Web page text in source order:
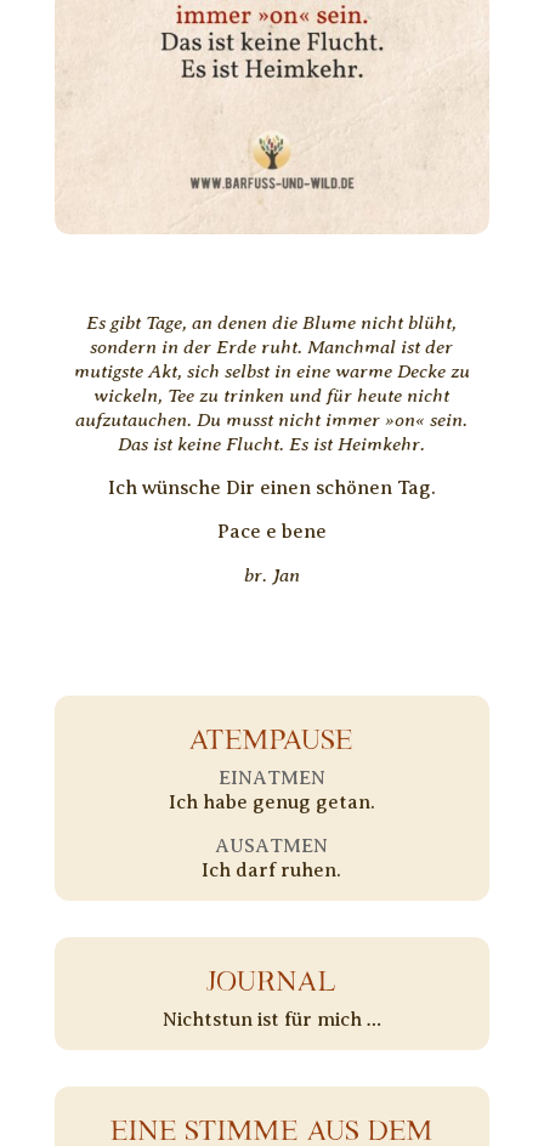
Es gibt Tage, an denen die Blume nicht blüht,
sondern in der Erde ruht. Manchmal ist der
mutigste Akt, sich selbst in eine warme Decke zu
wickeln, Tee zu trinken und für heute nicht
aufzutauchen. Du musst nicht immer »on« sein.
Das ist keine Flucht. Es ist Heimkehr.
Ich wünsche Dir einen schönen Tag.
Pace e bene
br. Jan
ATEMPAUSE
EINATMEN
Ich habe genug getan.
AUSATMEN
Ich darf ruhen.
JOURNAL
Nichtstun ist für mich …
EINE STIMME AUS DEM